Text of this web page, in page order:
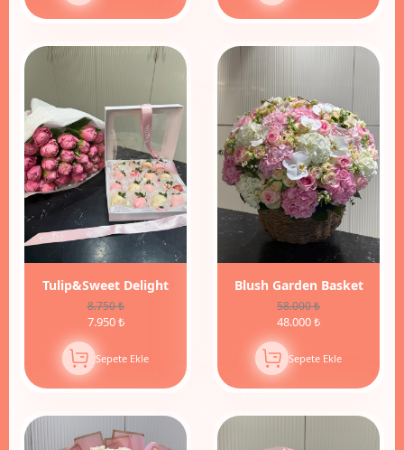
9%
İndirim
Tulip&Sweet Delight
8.750 ₺
7.950 ₺
Sepete Ekle
Blush Garden Basket
58.000 ₺
48.000 ₺
Sepete Ekle